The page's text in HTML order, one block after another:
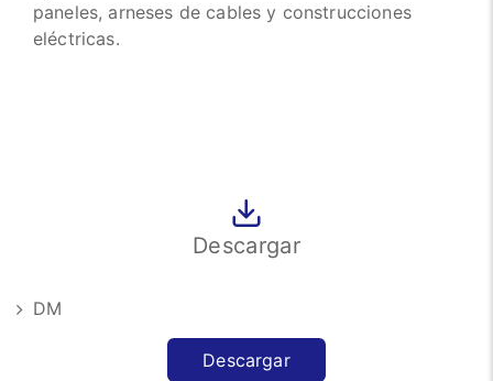
paneles, arneses de cables y construcciones
eléctricas.
Descargar
DM
Descargar